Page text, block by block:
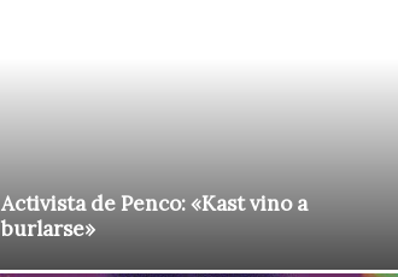
Activista de Penco: «Kast vino a
burlarse»